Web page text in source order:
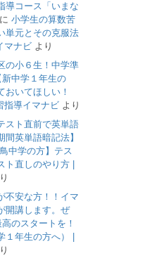
導コース「いまな
小学生の算数苦
単元とその克服法
マナビより
の小６生！中学準
新中学１年生の
おいてほしい！
指導イマナビより
スト直前で英単語
英単語暗記法】
中学の方】テス
ト直しのやり方 |
不安な方！！イマ
開講します。ぜ
のスタートを！
１年生の方へ） |